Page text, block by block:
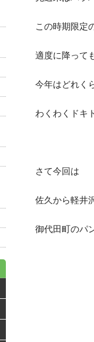
この時期限定
適度に降って
今年はどれく
わくわくドキ
さて今回は
佐久から軽井
御代田町のパ